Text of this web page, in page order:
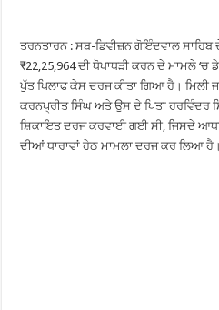
ਤਰਨਤਾਰਨ : ਸਬ-ਡਿਵੀਜ਼ਨ ਗੋਇੰਦਵਾਲ
₹22,25,964 ਦੀ ਧੋਖਾਧੜੀ ਕਰਨ ਦੇ ਮਾਮਲੇ ‘ਚ
ਪੁੱਤ ਖਿਲਾਫ ਕੇਸ ਦਰਜ ਕੀਤਾ ਗਿਆ ਹੈ। ਮਿਲੀ
ਕਰਨਪ੍ਰੀਤ ਸਿੰਘ ਅਤੇ ਉਸ ਦੇ ਪਿਤਾ ਹਰਵਿੰਦਰ
ਸ਼ਿਕਾਇਤ ਦਰਜ ਕਰਵਾਈ ਗਈ ਸੀ, ਜਿਸਦੇ
ਦੀਆਂ ਧਾਰਾਵਾਂ ਹੇਠ ਮਾਮਲਾ ਦਰਜ ਕਰ ਲਿਆ ਹੈ।